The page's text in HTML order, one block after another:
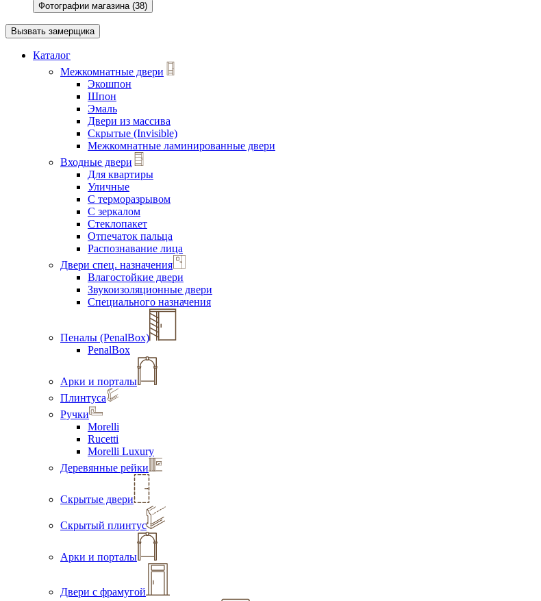
Фотографии магазина (38)
Вызвать замерщика
Каталог
Межкомнатные двери
Экошпон
Шпон
Эмаль
Двери из массива
Скрытые (Invisible)
Межкомнатные ламинированные двери
Входные двери
Для квартиры
Уличные
С терморазрывом
С зеркалом
Стеклопакет
Отпечаток пальца
Распознавание лица
Двери спец. назначения
Влагостойкие двери
Звукоизоляционные двери
Специального назначения
Пеналы (PenalBox)
PenalBox
Арки и порталы
Плинтуса
Ручки
Morelli
Rucetti
Morelli Luxury
Деревянные рейки
Скрытые двери
Скрытый плинтус
Арки и порталы
Двери с фрамугой